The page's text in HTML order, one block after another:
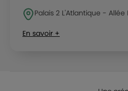
Palais 2 L'Atlantique -
En savoir +